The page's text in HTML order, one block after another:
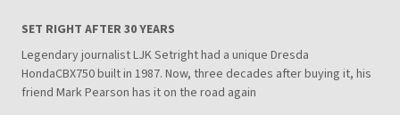
SET RIGHT AFTER 30 YEARS
Legendary journalist LJK Setright had a unique Dresda
HondaCBX750 built in 1987. Now, three decades after buying it, his
friend Mark Pearson has it on the road again